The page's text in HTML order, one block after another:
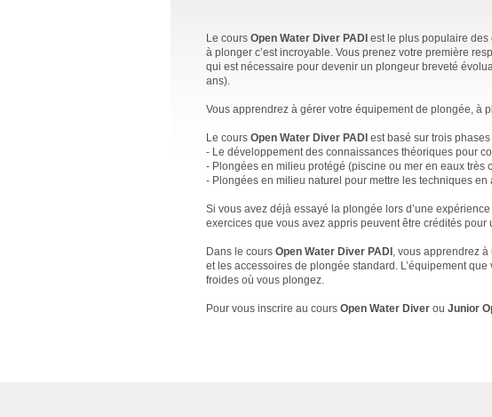
Le cours Open Water Diver PADI est le plus populaire des
à plonger c’est incroyable. Vous prenez votre première
qui est nécessaire pour devenir un plongeur breveté
ans).
Vous apprendrez à gérer votre équipement de plongée, à
Le cours Open Water Diver PADI est basé sur trois
- Le développement des connaissances théoriques pour
- Plongées en milieu protégé (piscine ou mer en eaux
- Plongées en milieu naturel pour mettre les techniques
Si vous avez déjà essayé la plongée lors d’une expérience
exercices que vous avez appris peuvent être crédités pour
Dans le cours Open Water Diver PADI , vous apprendrez
et les accessoires de plongée standard. L’équipement
froides où vous plongez.
Pour vous inscrire au cours Open Water Diver ou Junior